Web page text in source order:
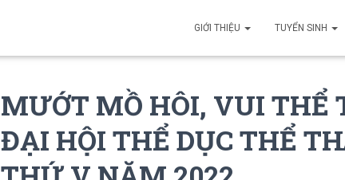
GIỚI THIỆU TUYỂN SINH
MƯỚT MỒ HÔI, VUI THỂ
ĐẠI HỘI THỂ DỤC THỂ